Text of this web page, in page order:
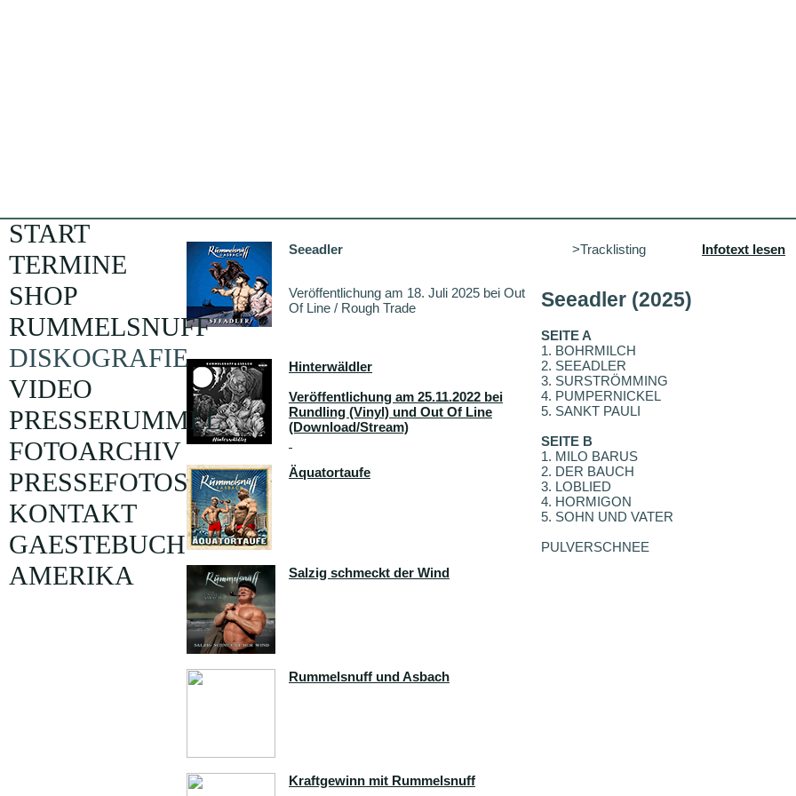
Seeadler
Veröffentlichung am 18. Juli 2025 bei Out
Of Line / Rough Trade
Hinterwäldler
Veröffentlichung am 25.11.2022 bei
Rundling (Vinyl) und Out Of Line
(Download/Stream)
Äquatortaufe
Salzig schmeckt der Wind
Rummelsnuff und Asbach
Kraftgewinn mit Rummelsnuff
>Tracklisting Infotext lesen
Seeadler (2025)
SEITE A
1. BOHRMILCH
2. SEEADLER
3. SURSTRÖMMING
4. PUMPERNICKEL
5. SANKT PAULI
SEITE B
1. MILO BARUS
2. DER BAUCH
3. LOBLIED
4. HORMIGON
5. SOHN UND VATER
PULVERSCHNEE
START
TERMINE
SHOP
RUMMELSNUFF
DISKOGRAFIE
VIDEO
PRESSERUMMEL
FOTOARCHIV
PRESSEFOTOS
KONTAKT
GAESTEBUCH
AMERIKA